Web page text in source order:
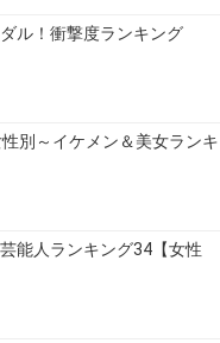
ル！衝撃度ランキング
別～イケメン＆美女ランキ
能人ランキング34【女性